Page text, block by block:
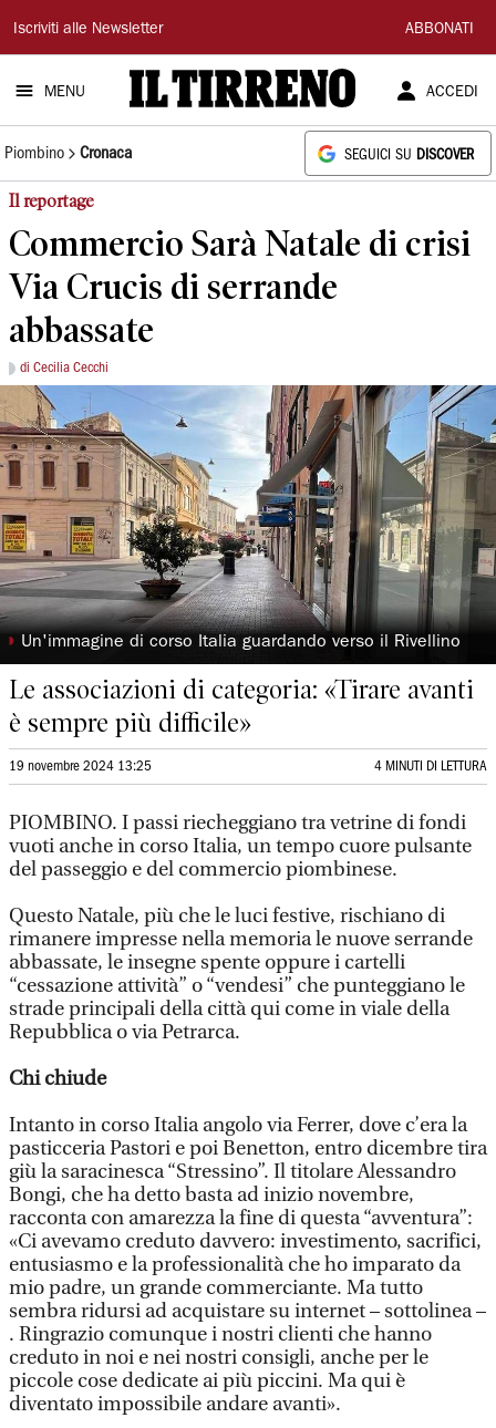
Il
Tirreno
Iscriviti alle Newsletter ABBONATI
MENU ACCEDI
Piombino Cronaca SEGUICI SU DISCOVER
Il reportage
Commercio Sarà Natale di crisi
Via Crucis di serrande
abbassate
di Cecilia Cecchi
◗ Un'immagine di corso Italia guardando verso il Rivellino
Le associazioni di categoria: «Tirare avanti
è sempre più difficile»
19 novembre 2024 13:25 4 MINUTI DI LETTURA
PIOMBINO. I passi riecheggiano tra vetrine di fondi
vuoti anche in corso Italia, un tempo cuore pulsante
del passeggio e del commercio piombinese.
Questo Natale, più che le luci festive, rischiano di
rimanere impresse nella memoria le nuove serrande
abbassate, le insegne spente oppure i cartelli
“cessazione attività” o “vendesi” che punteggiano le
strade principali della città qui come in viale della
Repubblica o via Petrarca.
Chi chiude
Intanto in corso Italia angolo via Ferrer, dove c’era la
pasticceria Pastori e poi Benetton, entro dicembre tira
giù la saracinesca “Stressino”. Il titolare Alessandro
Bongi, che ha detto basta ad inizio novembre,
racconta con amarezza la fine di questa “avventura”:
«Ci avevamo creduto davvero: investimento, sacrifici,
entusiasmo e la professionalità che ho imparato da
mio padre, un grande commerciante. Ma tutto
sembra ridursi ad acquistare su internet – sottolinea –
. Ringrazio comunque i nostri clienti che hanno
creduto in noi e nei nostri consigli, anche per le
piccole cose dedicate ai più piccini. Ma qui è
diventato impossibile andare avanti».